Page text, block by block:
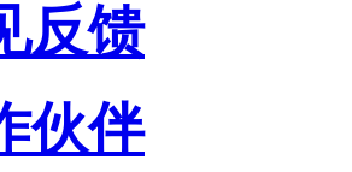
反馈
伙伴